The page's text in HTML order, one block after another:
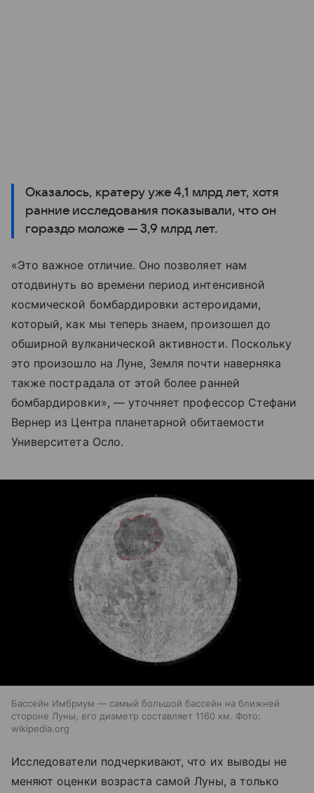
Оказалось, кратеру уже 4,1 млрд лет, хотя
ранние исследования показывали, что он
гораздо моложе — 3,9 млрд лет.
«Это важное отличие. Оно позволяет нам
отодвинуть во времени период интенсивной
космической бомбардировки астероидами,
который, как мы теперь знаем, произошел до
обширной вулканической активности. Поскольку
это произошло на Луне, Земля почти наверняка
также пострадала от этой более ранней
бомбардировки», — уточняет профессор Стефани
Вернер из Центра планетарной обитаемости
Университета Осло.
Бассейн Имбриум — самый большой бассейн на ближней
стороне Луны, его диаметр составляет 1160 км. Фото:
wikipedia.org
Исследователи подчеркивают, что их выводы не
меняют оценки возраста самой Луны, а только